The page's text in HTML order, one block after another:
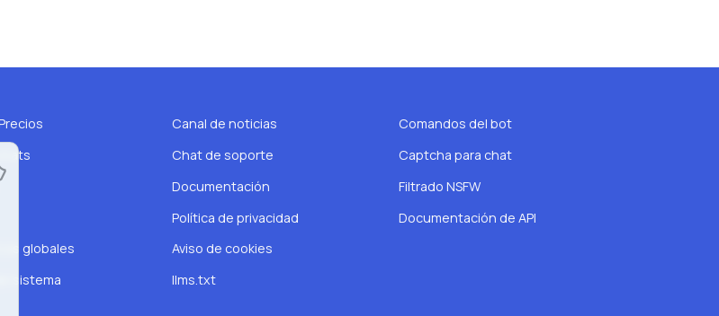
globales
sistema
Canal de noticias
Chat de soporte
Documentación
Política de privacidad
Aviso de cookies
llms.txt
Comandos del bot
Captcha para chat
Filtrado NSFW
Documentación de API